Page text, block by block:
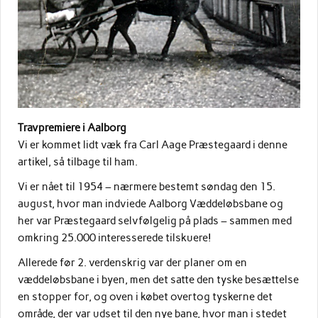
Travpremiere i Aalborg
Vi er kommet lidt væk fra Carl Aage Præstegaard i denne
artikel, så tilbage til ham.
Vi er nået til 1954 – nærmere bestemt søndag den 15.
august, hvor man indviede Aalborg Væddeløbsbane og
her var Præstegaard selvfølgelig på plads – sammen med
omkring 25.000 interesserede tilskuere!
Allerede før 2. verdenskrig var der planer om en
væddeløbsbane i byen, men det satte den tyske besættelse
en stopper for, og oven i købet overtog tyskerne det
område, der var udset til den nye bane, hvor man i stedet